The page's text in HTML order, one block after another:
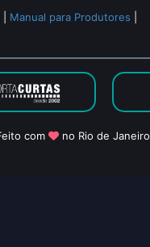
Manual para Produtores
com no Rio de Janeiro